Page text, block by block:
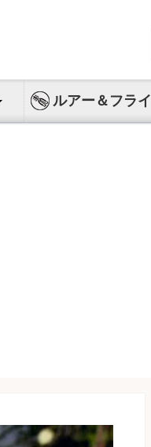
ルアー＆フライ